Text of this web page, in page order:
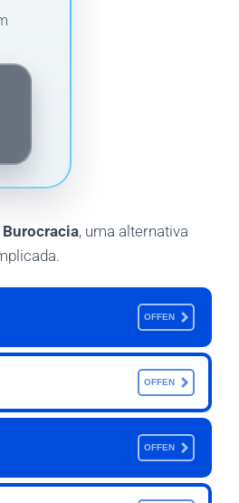
, uma alternativa
OFFEN
OFFEN
OFFEN